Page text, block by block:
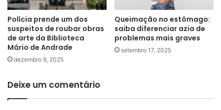
Polícia prende um dos
suspeitos de roubar obras
de arte da Biblioteca
Mário de Andrade
dezembro 9, 2025
Queimação no estômago:
saiba diferenciar azia de
problemas mais graves
setembro 17, 2025
Deixe um comentário